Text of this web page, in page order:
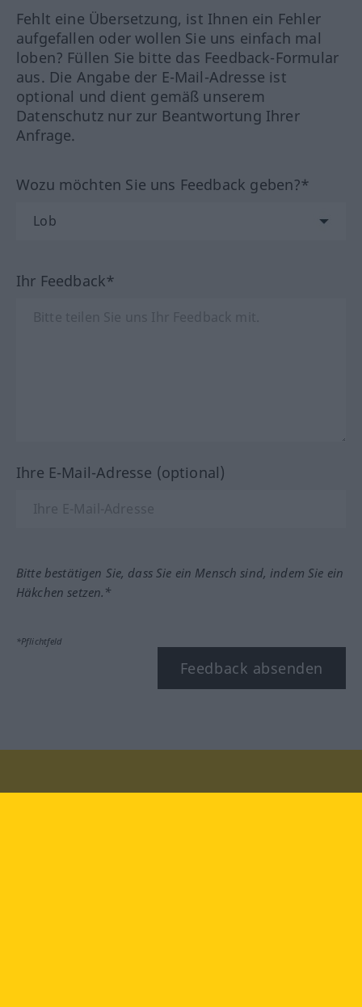
Fehlt eine Übersetzung, ist Ihnen ein Fehler
aufgefallen oder wollen Sie uns einfach mal
loben? Füllen Sie bitte das Feedback-Formular
aus. Die Angabe der E-Mail-Adresse ist
optional und dient gemäß unserem
Datenschutz nur zur Beantwortung Ihrer
Anfrage.
Wozu möchten Sie uns Feedback geben?*
Ihr Feedback*
Ihre E-Mail-Adresse (optional)
Bitte bestätigen Sie, dass Sie ein Mensch sind, indem Sie ein
Häkchen setzen.*
*Pflichtfeld
Feedback absenden
Besuchen Sie uns auf: